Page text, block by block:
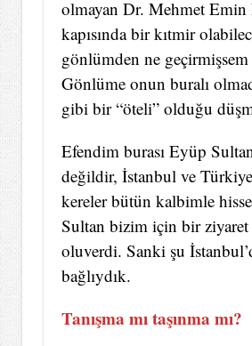
olmayan Dr. Mehmet
kapısında bir kıtmir
gönlümden ne
Gönlüme onun buralı
gibi bir “öteli” olduğu
Efendim burası Eyüp
değildir, İstanbul ve
kereler bütün kalbimle
Sultan bizim için bir ziyaret
oluverdi. Sanki şu
bağlıydık.
Tanışma mı taşınma mı?